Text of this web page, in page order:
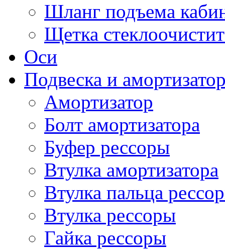
Шланг подъема
Щетка
Оси
Подвеска и
Амортизатор
Болт амортизатора
Буфер рессоры
Втулка амортизатора
Втулка пальца
Втулка рессоры
Гайка рессоры